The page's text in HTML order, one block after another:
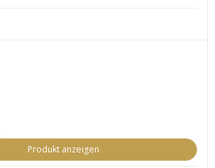
Produkt anzeigen